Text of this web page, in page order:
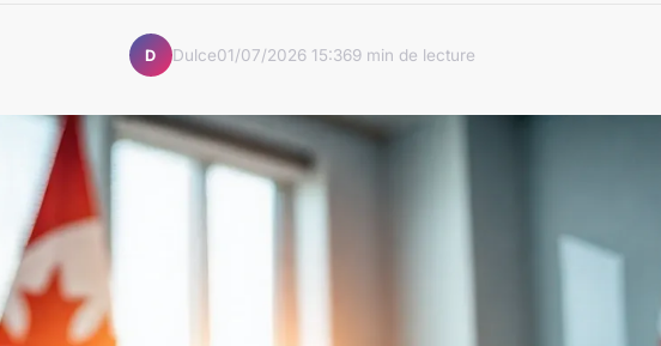
D Dulce01/07/2026 15:369 min de lecture